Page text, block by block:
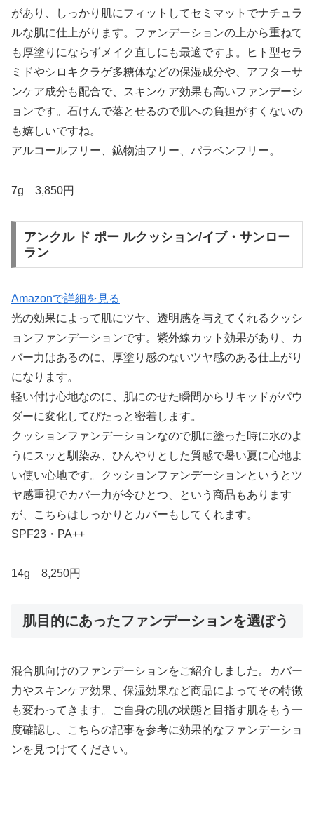
があり、しっかり肌にフィットしてセミマットでナチュラ
ルな肌に仕上がります。ファンデーションの上から重ねて
も厚塗りにならずメイク直しにも最適ですよ。ヒト型セラ
ミドやシロキクラゲ多糖体などの保湿成分や、アフターサ
ンケア成分も配合で、スキンケア効果も高いファンデーシ
ョンです。石けんで落とせるので肌への負担がすくないの
も嬉しいですね。
アルコールフリー、鉱物油フリー、パラベンフリー。
7g 3,850円
アンクル ド ポー ルクッション/イブ・サンロー
ラン
Amazonで詳細を見る
光の効果によって肌にツヤ、透明感を与えてくれるクッシ
ョンファンデーションです。紫外線カット効果があり、カ
バー力はあるのに、厚塗り感のないツヤ感のある仕上がり
になります。
軽い付け心地なのに、肌にのせた瞬間からリキッドがパウ
ダーに変化してぴたっと密着します。
クッションファンデーションなので肌に塗った時に水のよ
うにスッと馴染み、ひんやりとした質感で暑い夏に心地よ
い使い心地です。クッションファンデーションというとツ
ヤ感重視でカバー力が今ひとつ、という商品もあります
が、こちらはしっかりとカバーもしてくれます。
SPF23・PA++
14g 8,250円
肌目的にあったファンデーションを選ぼう
混合肌向けのファンデーションをご紹介しました。カバー
力やスキンケア効果、保湿効果など商品によってその特徴
も変わってきます。ご自身の肌の状態と目指す肌をもう一
度確認し、こちらの記事を参考に効果的なファンデーショ
ンを見つけてください。